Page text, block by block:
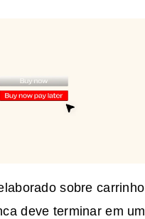
sobre carrinho
deve terminar em um